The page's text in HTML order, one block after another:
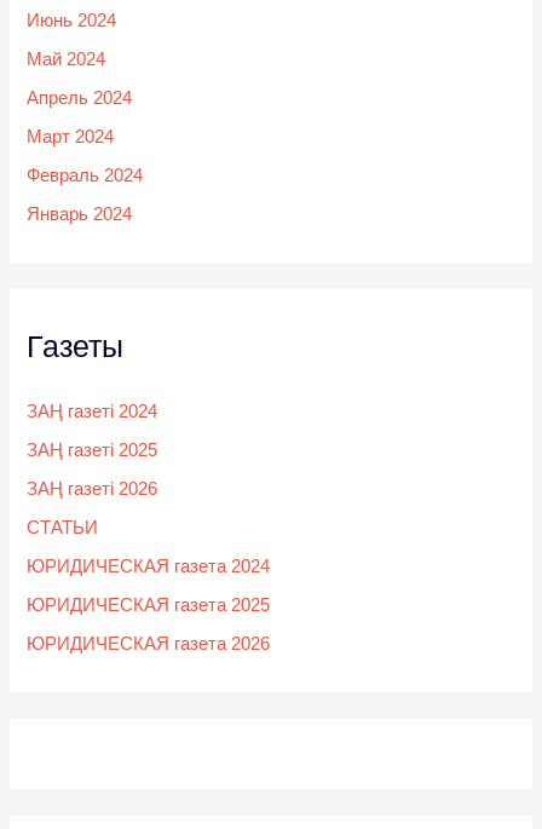
Июнь 2024
Май 2024
Апрель 2024
Март 2024
Февраль 2024
Январь 2024
Газеты
ЗАҢ газеті 2024
ЗАҢ газеті 2025
ЗАҢ газеті 2026
СТАТЬИ
ЮРИДИЧЕСКАЯ газета 2024
ЮРИДИЧЕСКАЯ газета 2025
ЮРИДИЧЕСКАЯ газета 2026